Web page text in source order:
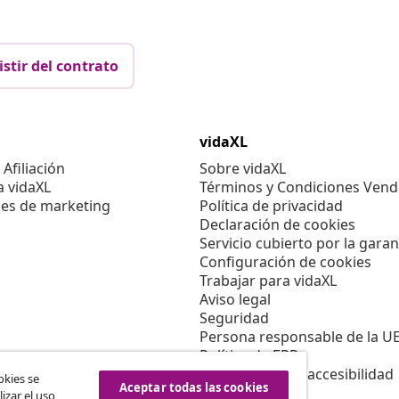
del contrato
vidaXL
de marketing
vidaXL
Sobre vidaXL
Términos y Condiciones
Política de privacidad
Declaración de cookies
Servicio cubierto por la
Configuración de cookies
Trabajar para vidaXL
Aviso legal
Seguridad
Persona responsable de la
Política de EPR
Información de accesibilidad
se
el uso
Aceptar todas las cookies